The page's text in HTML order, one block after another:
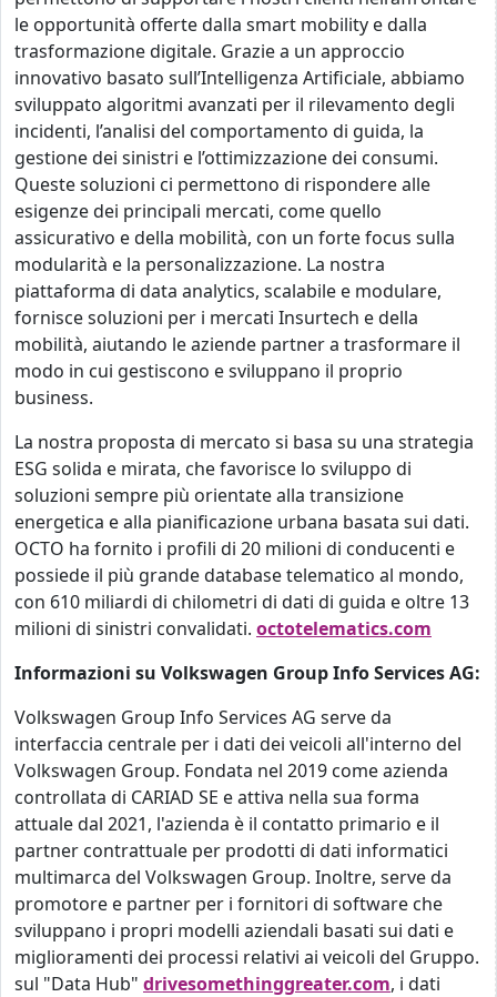
le opportunità offerte dalla smart mobility e dalla
trasformazione digitale. Grazie a un approccio
innovativo basato sull’Intelligenza Artificiale, abbiamo
sviluppato algoritmi avanzati per il rilevamento degli
incidenti, l’analisi del comportamento di guida, la
gestione dei sinistri e l’ottimizzazione dei consumi.
Queste soluzioni ci permettono di rispondere alle
esigenze dei principali mercati, come quello
assicurativo e della mobilità, con un forte focus sulla
modularità e la personalizzazione. La nostra
piattaforma di data analytics, scalabile e modulare,
fornisce soluzioni per i mercati Insurtech e della
mobilità, aiutando le aziende partner a trasformare il
modo in cui gestiscono e sviluppano il proprio
business.
La nostra proposta di mercato si basa su una strategia
ESG solida e mirata, che favorisce lo sviluppo di
soluzioni sempre più orientate alla transizione
energetica e alla pianificazione urbana basata sui dati.
OCTO ha fornito i profili di 20 milioni di conducenti e
possiede il più grande database telematico al mondo,
con 610 miliardi di chilometri di dati di guida e oltre 13
milioni di sinistri convalidati. octotelematics.com
Informazioni su Volkswagen Group Info Services AG:
Volkswagen Group Info Services AG serve da
interfaccia centrale per i dati dei veicoli all'interno del
Volkswagen Group. Fondata nel 2019 come azienda
controllata di CARIAD SE e attiva nella sua forma
attuale dal 2021, l'azienda è il contatto primario e il
partner contrattuale per prodotti di dati informatici
multimarca del Volkswagen Group. Inoltre, serve da
promotore e partner per i fornitori di software che
sviluppano i propri modelli aziendali basati sui dati e
miglioramenti dei processi relativi ai veicoli del Gruppo.
sul "Data Hub" drivesomethinggreater.com, i dati